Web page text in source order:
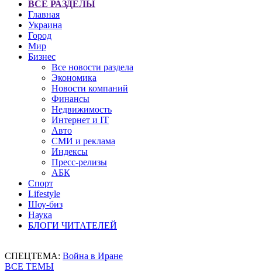
ВСЕ РАЗДЕЛЫ
Главная
Украина
Город
Мир
Бизнес
Все новости раздела
Экономика
Новости компаний
Финансы
Недвижимость
Интернет и IT
Авто
СМИ и реклама
Индексы
Пресс-релизы
АБК
Спорт
Lifestyle
Шоу-биз
Наука
БЛОГИ ЧИТАТЕЛЕЙ
СПЕЦТЕМА: Война в Иране
ВСЕ ТЕМЫ